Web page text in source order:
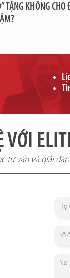
TẶNG KHÔNG
VỚI
tư vấn và giải